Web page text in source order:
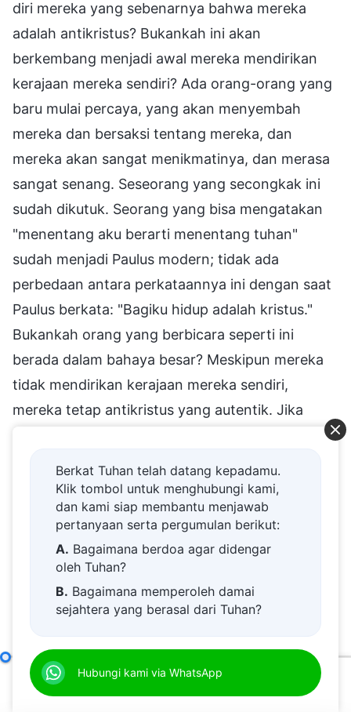
diri mereka yang sebenarnya bahwa mereka
adalah antikristus? Bukankah ini akan
berkembang menjadi awal mereka mendirikan
kerajaan mereka sendiri? Ada orang-orang yang
baru mulai percaya, yang akan menyembah
mereka dan bersaksi tentang mereka, dan
mereka akan sangat menikmatinya, dan merasa
sangat senang. Seseorang yang secongkak ini
sudah dikutuk. Seorang yang bisa mengatakan
"menentang aku berarti menentang tuhan"
sudah menjadi Paulus modern; tidak ada
perbedaan antara perkataannya ini dengan saat
Paulus berkata: "Bagiku hidup adalah kristus."
Bukankah orang yang berbicara seperti ini
berada dalam bahaya besar? Meskipun mereka
tidak mendirikan kerajaan mereka sendiri,
mereka tetap antikristus yang autentik. Jika
orang seperti itu memimpin gereja, maka gereja
orang-orang yang, sesudah mereka menjadi
pemimpin gereja, secara khusus memfokuskan
diri untuk mengkhotbahkan hal yang muluk-
muluk dan pamer, khususnya mengkhotbahkan
berbagai misteri sehingga orang akan
menghormati mereka, dan hasilnya adalah
kebenaran. Ini menyebabkan mayoritas orang
memuja teori-teori rohani. Siapa pun yang
Berkat Tuhan telah datang kepadamu.
Klik tombol untuk menghubungi kami,
dan kami siap membantu menjawab
pertanyaan serta pergumulan berikut:
A. Bagaimana berdoa agar didengar
oleh Tuhan?
B. Bagaimana memperoleh damai
sejahtera yang berasal dari Tuhan?
D.
dekat kepada Tuhan.
E.Bagaimana menyambut kedatangan
Hubungi kami via WhatsApp